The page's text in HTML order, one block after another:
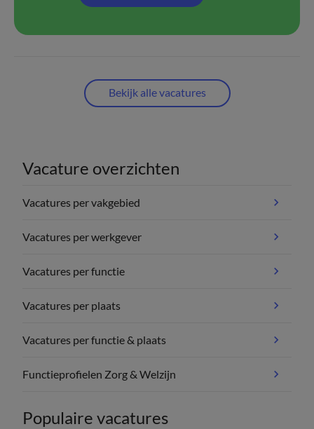
Bekijk alle vacatures
Vacature overzichten
Vacatures per vakgebied
Vacatures per werkgever
Vacatures per functie
Vacatures per plaats
Vacatures per functie & plaats
Functieprofielen Zorg & Welzijn
Populaire vacatures